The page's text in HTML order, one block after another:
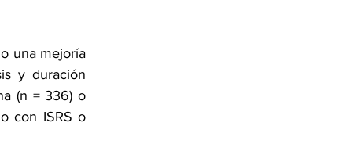
una mejoría
y duración
(n = 336) o
con ISRS o